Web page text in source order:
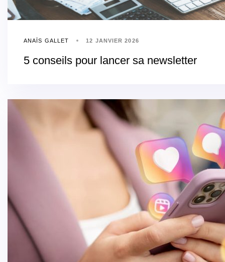
ANAÏS GALLET 12 JANVIER 2026
5 conseils pour lancer sa newsletter